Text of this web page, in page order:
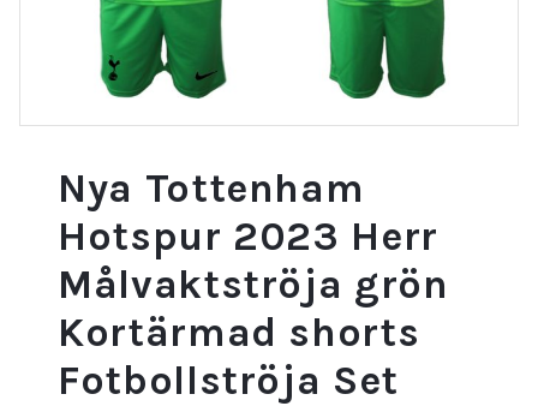
Nya Tottenham
Hotspur 2023 Herr
Målvaktströja grön
Kortärmad shorts
Fotbollströja Set